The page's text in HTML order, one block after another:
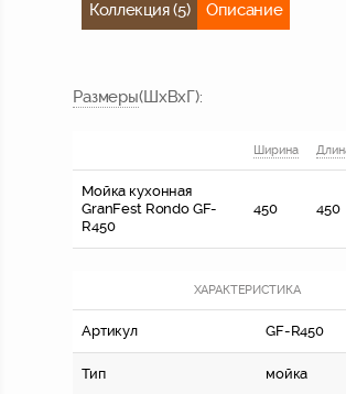
Коллекция (5) Описание
Размеры(ШхВхГ):
Ширина
Мойка кухонная
GranFest Rondo GF-
R450
450 450
ХАРАКТЕРИСТИКА
Артикул GF-R450
Тип мойка